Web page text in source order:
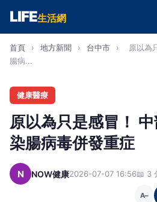
LIFE生活網
首頁 › 地方新聞 › 台中市 ›
原以為
腸病...
健康醫療
原以為只是感冒！
染腸病毒併發重症
N NOW健康2026-07-07 16:56📖 3
A−